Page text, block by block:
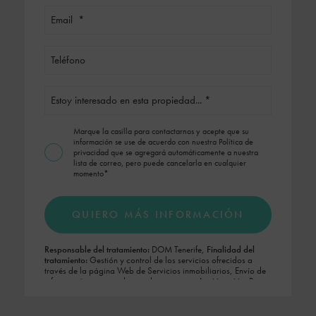
Marque la casilla para contactarnos y acepte que su
información se use de acuerdo con nuestra Política de
privacidadque se agregará automáticamente a nuestra
lista de correo, pero puede cancelarla en cualquier
momento*
QUIERO MÁS INFORMACIÓN
Responsable del tratamiento: DOM Tenerife, Finalidad del
tratamiento: Gestión y control de los servicios ofrecidos a
través de la página Web de Servicios inmobiliarios, Envío de
información a traves de newsletter y otros, Legitimación:
Por